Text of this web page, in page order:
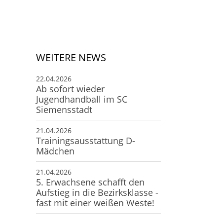
WEITERE NEWS
22.04.2026
Ab sofort wieder
Jugendhandball im SC
Siemensstadt
21.04.2026
Trainingsausstattung D-
Mädchen
21.04.2026
5. Erwachsene schafft den
Aufstieg in die Bezirksklasse -
fast mit einer weißen Weste!